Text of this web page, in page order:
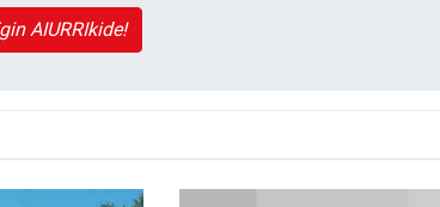
AIURRIkide!